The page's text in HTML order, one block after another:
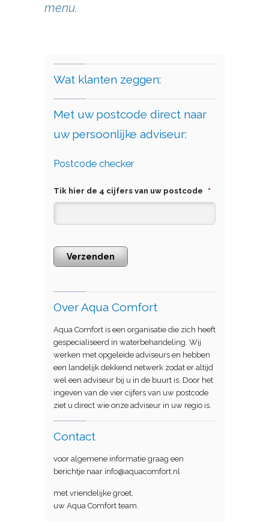
menu.
Wat klanten zeggen:
Met uw postcode direct naar
uw persoonlijke adviseur:
Postcode checker
Tik hier de 4 cijfers van uw postcode *
Verzenden
Over Aqua Comfort
Aqua Comfort is een organisatie die zich heeft
gespecialiseerd in waterbehandeling. Wij
werken met opgeleide adviseurs en hebben
een landelijk dekkend netwerk zodat er altijd
wel een adviseur bij u in de buurt is. Door het
ingeven van de vier cijfers van uw postcode
ziet u direct wie onze adviseur in uw regio is.
Contact
voor algemene informatie graag een
berichtje naar info@aquacomfort.nl
met vriendelijke groet,
uw Aqua Comfort team.